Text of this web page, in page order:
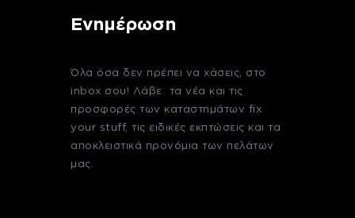
Ενημέρωση
Όλα όσα δεν πρέπει να χάσεις, στο
inbox σου! Λάβε τα νέα και τις
προσφορές των καταστημάτων fix
your stuff, τις ειδικές εκπτώσεις και τα
αποκλειστικά προνόμια των πελάτων
μας.